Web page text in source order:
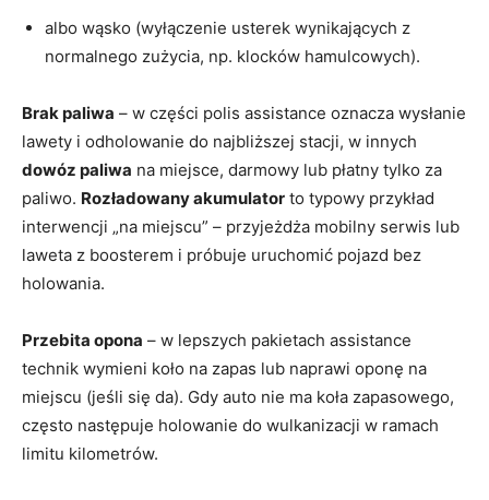
albo wąsko (wyłączenie usterek wynikających z
normalnego zużycia, np. klocków hamulcowych).
Brak paliwa – w części polis assistance oznacza wysłanie
lawety i odholowanie do najbliższej stacji, w innych
dowóz paliwa na miejsce, darmowy lub płatny tylko za
paliwo. Rozładowany akumulator to typowy przykład
interwencji „na miejscu” – przyjeżdża mobilny serwis lub
laweta z boosterem i próbuje uruchomić pojazd bez
holowania.
Przebita opona – w lepszych pakietach assistance
technik wymieni koło na zapas lub naprawi oponę na
miejscu (jeśli się da). Gdy auto nie ma koła zapasowego,
często następuje holowanie do wulkanizacji w ramach
limitu kilometrów.